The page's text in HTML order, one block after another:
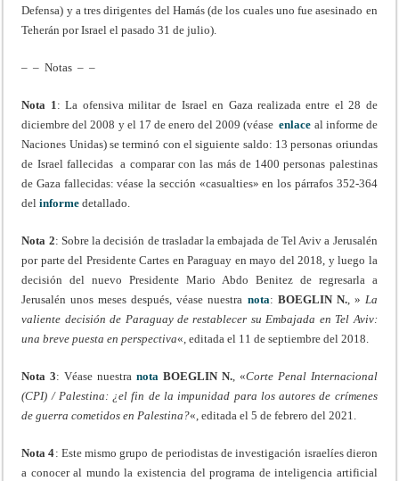
Defensa) y a tres dirigentes del Hamás (de los cuales uno fue asesinado en
Teherán por Israel el pasado 31 de julio).
– – Notas – –
Nota 1: La ofensiva militar de Israel en Gaza realizada entre el 28 de
diciembre del 2008 y el 17 de enero del 2009 (véaseenlace al informe de
Naciones Unidas) se terminó con el siguiente saldo: 13 personas oriundas
de Israel fallecidas a comparar con las más de 1400 personas palestinas
de Gaza fallecidas: véase la sección «casualties» en los párrafos 352-364
delinforme detallado.
Nota 2: Sobre la decisión de trasladar la embajada de Tel Aviv a Jerusalén
por parte del Presidente Cartes en Paraguay en mayo del 2018, y luego la
decisión del nuevo Presidente Mario Abdo Benitez de regresarla a
Jerusalén unos meses después, véase nuestra nota: BOEGLIN N., » La
valiente decisión de Paraguay de restablecer su Embajada en Tel Aviv:
una breve puesta en perspectiva«, editada el 11 de septiembre del 2018.
Nota 3: Véase nuestranota BOEGLIN N., «Corte Penal Internacional
(CPI) / Palestina: ¿el fin de la impunidad para los autores de crímenes
de guerra cometidos en Palestina?«, editada el 5 de febrero del 2021.
Nota 4: Este mismo grupo de periodistas de investigación israelíes dieron
a conocer al mundo la existencia del programa de inteligencia artificial